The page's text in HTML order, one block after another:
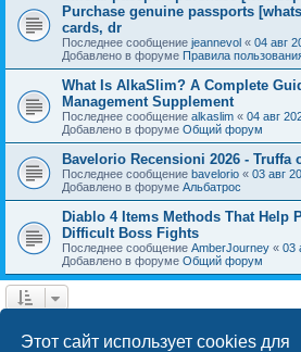
Этот сайт использует cookies для
Purchase genuine passports
cards, dr
Последнее сообщение jeannevol « 04 авг
Добавлено в форуме Правила
What Is AlkaSlim? A Complete
Management Supplement
Последнее сообщение alkaslim « 04 авг
Добавлено в форуме Общий форум
Bavelorio Recensioni 2026 - Truffa
Последнее сообщение bavelorio « 03 авг
Добавлено в форуме Альбатрос
Diablo 4 Items Methods That Help
Difficult Boss Fights
Последнее сообщение AmberJourney « 03
Добавлено в форуме Общий форум